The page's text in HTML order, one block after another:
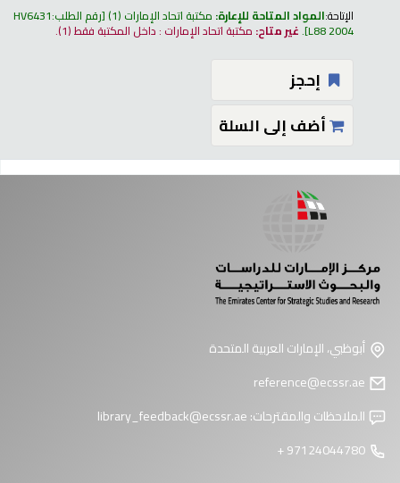
الإتاحة:المواد المتاحة للإعارة: مكتبة اتحاد الإمارات (1) رقم الطلب:HV6431
L88 2004
.غير متاح: مكتبة اتحاد الإمارات : داخل المكتبة فقط(1).
إحجز
أضف إلى السلة
أبوظبي، الإمارات العربية المتحدة
الملاحظات والمقترحات:library_feedback@ecssr.ae